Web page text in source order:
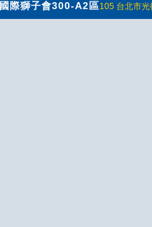
國際獅子會300-A2區105 台北市